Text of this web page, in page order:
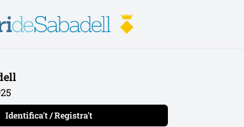
Identifica't / Registra't